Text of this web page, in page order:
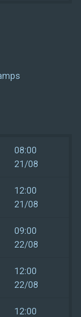
08:00
21/08
12:00
21/08
09:00
22/08
12:00
22/08
12:00